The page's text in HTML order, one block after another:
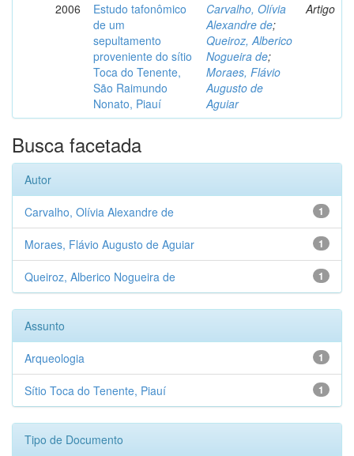
2006
Estudo tafonômico
de um
sepultamento
proveniente do sítio
Toca do Tenente,
São Raimundo
Nonato, Piauí
Carvalho, Olívia
Alexandre de;
Queiroz, Alberico
Nogueira de;
Moraes, Flávio
Augusto de
Aguiar
Artigo
Busca facetada
Autor
1
Carvalho, Olívia Alexandre de
1
Moraes, Flávio Augusto de Aguiar
1
Queiroz, Alberico Nogueira de
Assunto
1
Arqueologia
1
Sítio Toca do Tenente, Piauí
Tipo de Documento